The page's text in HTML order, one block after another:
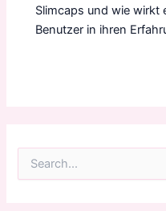
Slimcaps und wie wirkt
Benutzer in ihren